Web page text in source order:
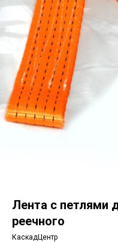
Лента с петлями
реечного
КаскадЦентр